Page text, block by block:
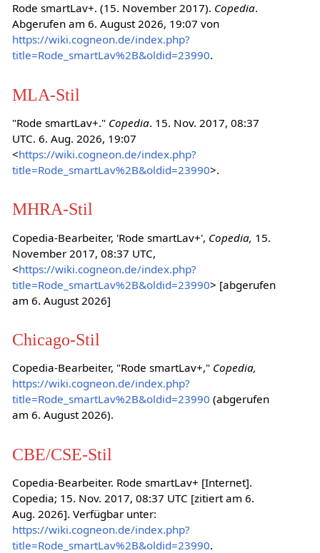
Rode smartLav+. (15. November 2017). Copedia.
Abgerufen am 6. August 2026, 19:07 von
https://wiki.cogneon.de/index.php?
title=Rode_smartLav%2B&oldid=23990.
MLA-Stil
"Rode smartLav+." Copedia. 15. Nov. 2017, 08:37
UTC. 6. Aug. 2026, 19:07
<https://wiki.cogneon.de/index.php?
title=Rode_smartLav%2B&oldid=23990>.
MHRA-Stil
Copedia-Bearbeiter, 'Rode smartLav+', Copedia, 15.
November 2017, 08:37 UTC,
<https://wiki.cogneon.de/index.php?
title=Rode_smartLav%2B&oldid=23990> [abgerufen
am 6. August 2026]
Chicago-Stil
Copedia-Bearbeiter, "Rode smartLav+," Copedia,
https://wiki.cogneon.de/index.php?
title=Rode_smartLav%2B&oldid=23990 (abgerufen
am 6. August 2026).
CBE/CSE-Stil
Copedia-Bearbeiter. Rode smartLav+ [Internet].
Copedia; 15. Nov. 2017, 08:37 UTC [zitiert am 6.
Aug. 2026]. Verfügbar unter:
https://wiki.cogneon.de/index.php?
title=Rode_smartLav%2B&oldid=23990.